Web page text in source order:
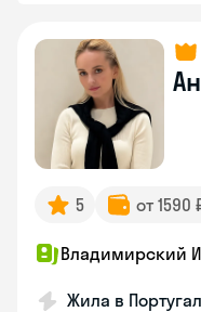
5 от 1590
Владимирский
Жила в